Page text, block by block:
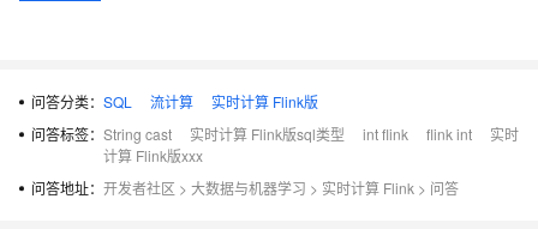
问答分类： SQL 流计算
实时计算 Flink版
问答标签： String cast 实时计算 Flink版sql类型 int flink flink int
实时
计算 Flink版xxx
问答地址： 开发者社区 > 大数据与机器学习 > 实时计算 Flink > 问答